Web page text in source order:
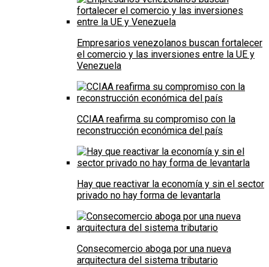
Empresarios venezolanos buscan fortalecer
el comercio y las inversiones entre la UE y
Venezuela
CCIAA reafirma su compromiso con la
reconstrucción económica del país
Hay que reactivar la economía y sin el sector
privado no hay forma de levantarla
Consecomercio aboga por una nueva
arquitectura del sistema tributario